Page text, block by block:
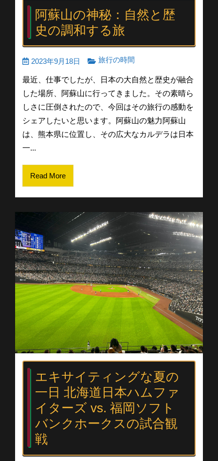
阿蘇山の神秘：自然と歴
史の調和する旅
2023年9月18日 旅行の時間
最近、仕事でしたが、日本の大自然と歴史が融合
した場所、阿蘇山に行ってきました。その素晴ら
しさに圧倒されたので、今回はその旅行の感動を
シェアしたいと思います。阿蘇山の魅力阿蘇山
は、熊本県に位置し、その広大なカルデラは日本
一...
Read More
エキサイティングな夏の
一日 北海道日本ハムファ
イターズ vs. 福岡ソフト
バンクホークスの試合観
戦